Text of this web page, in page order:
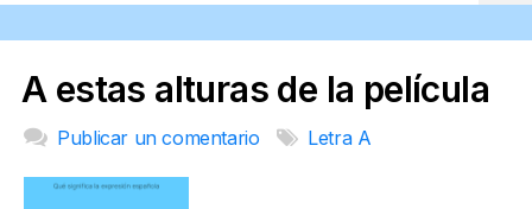
A estas alturas de la película
Publicar un comentario Letra A